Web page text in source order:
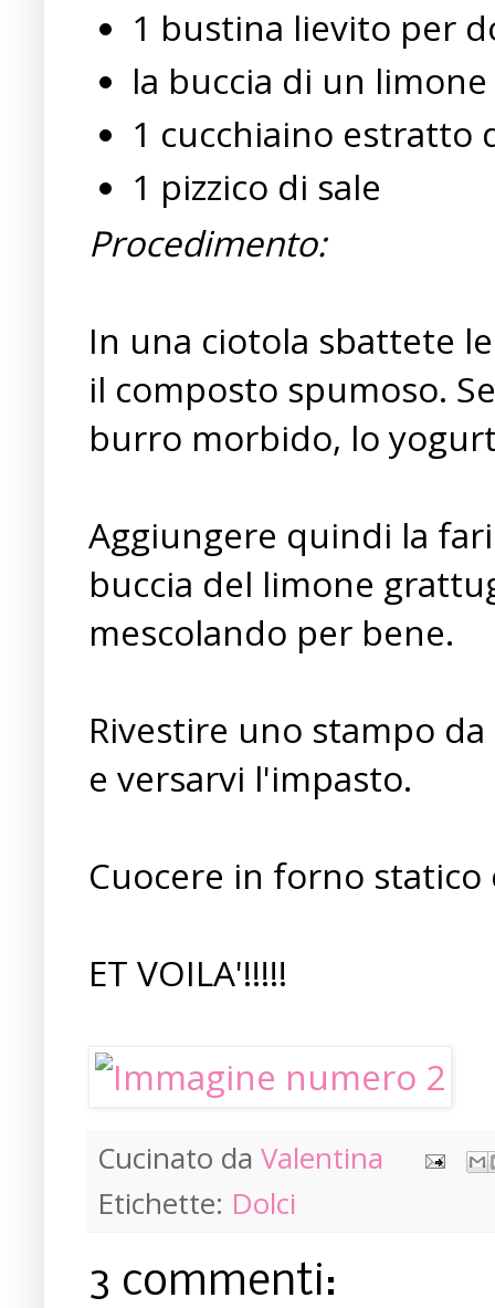
1 bustina lievito per
la buccia di un
1 cucchiaino estratto
1 pizzico di sale
Procedimento:
In una ciotola sbattete
il composto spumoso.
burro morbido, lo
Aggiungere quindi la
buccia del limone
mescolando per bene.
Rivestire uno stampo
e versarvi l'impasto.
Cuocere in forno statico
ET VOILA'!!!!!
Cucinato da Valentina
Etichette: Dolci
3 commenti: